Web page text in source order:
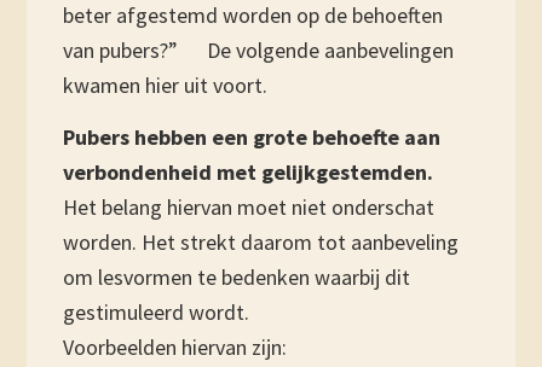
beter afgestemd worden op de behoeften
van pubers?” De volgende aanbevelingen
kwamen hier uit voort.
Pubers hebben een grote behoefte aan
verbondenheid met gelijkgestemden.
Het belang hiervan moet niet onderschat
worden. Het strekt daarom tot aanbeveling
om lesvormen te bedenken waarbij dit
gestimuleerd wordt.
Voorbeelden hiervan zijn: